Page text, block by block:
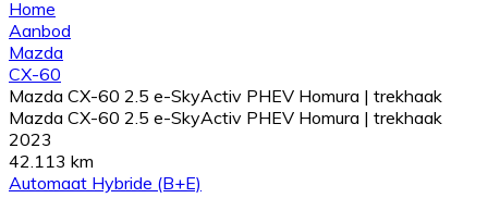
Home
Aanbod
Mazda
CX-60
Mazda CX-60 2.5 e-SkyActiv PHEV Homura | trekhaak
Mazda CX-60 2.5 e-SkyActiv PHEV Homura | trekhaak
2023
42.113 km
Automaat Hybride (B+E)